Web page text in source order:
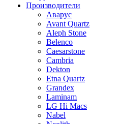
Производители
Аварус
Avant Quartz
Aleph Stone
Belenco
Caesarstone
Cambria
Dekton
Etna Quartz
Grandex
Laminam
LG Hi Macs
Nabel